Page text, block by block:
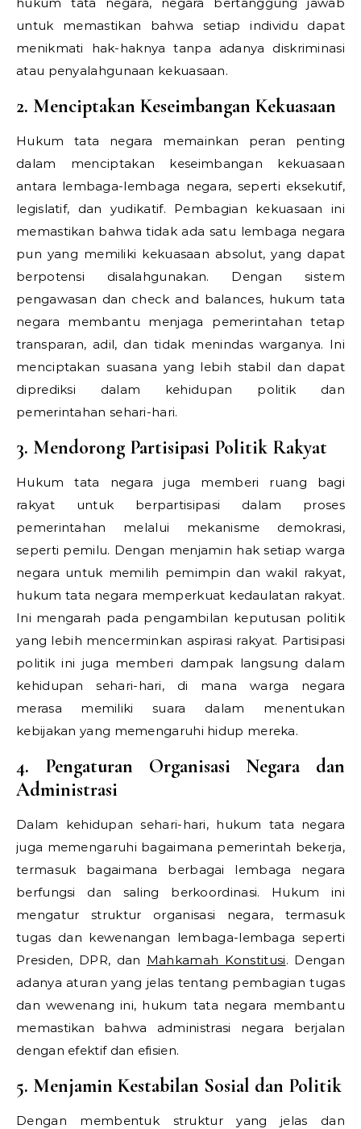
untuk memastikan bahwa setiap individu dapat
menikmati hak-haknya tanpa adanya diskriminasi
atau penyalahgunaan kekuasaan.
2. Menciptakan Keseimbangan Kekuasaan
Hukum tata negara memainkan peran penting
dalam menciptakan keseimbangan kekuasaan
antara lembaga-lembaga negara, seperti eksekutif,
legislatif, dan yudikatif. Pembagian kekuasaan ini
memastikan bahwa tidak ada satu lembaga negara
pun yang memiliki kekuasaan absolut, yang dapat
berpotensi disalahgunakan. Dengan sistem
pengawasan dan check and balances, hukum tata
negara membantu menjaga pemerintahan tetap
transparan, adil, dan tidak menindas warganya. Ini
menciptakan suasana yang lebih stabil dan dapat
diprediksi dalam kehidupan politik dan
pemerintahan sehari-hari.
3. Mendorong Partisipasi Politik Rakyat
Hukum tata negara juga memberi ruang bagi
rakyat untuk berpartisipasi dalam proses
pemerintahan melalui mekanisme demokrasi,
seperti pemilu. Dengan menjamin hak setiap warga
negara untuk memilih pemimpin dan wakil rakyat,
hukum tata negara memperkuat kedaulatan rakyat.
Ini mengarah pada pengambilan keputusan politik
yang lebih mencerminkan aspirasi rakyat. Partisipasi
politik ini juga memberi dampak langsung dalam
kehidupan sehari-hari, di mana warga negara
merasa memiliki suara dalam menentukan
kebijakan yang memengaruhi hidup mereka.
4. Pengaturan Organisasi Negara dan
Administrasi
Dalam kehidupan sehari-hari, hukum tata negara
juga memengaruhi bagaimana pemerintah bekerja,
termasuk bagaimana berbagai lembaga negara
berfungsi dan saling berkoordinasi. Hukum ini
mengatur struktur organisasi negara, termasuk
tugas dan kewenangan lembaga-lembaga seperti
Presiden, DPR, dan Mahkamah Konstitusi. Dengan
adanya aturan yang jelas tentang pembagian tugas
dan wewenang ini, hukum tata negara membantu
memastikan bahwa administrasi negara berjalan
dengan efektif dan efisien.
5. Menjamin Kestabilan Sosial dan Politik
Dengan membentuk struktur yang jelas dan